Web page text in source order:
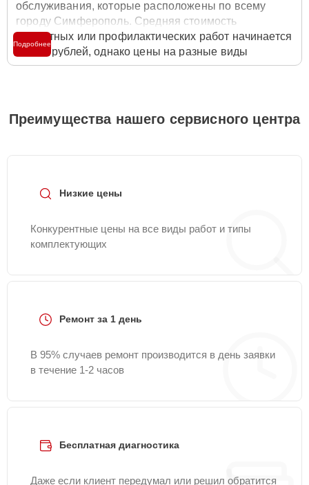
обслуживания, которые расположены по всему
городу Симферополь. Средняя стоимость
ремонтных или профилактических работ начинается
от 900 рублей, однако цены на разные виды
комплектующих могут различаться. Полную
службы заботы о клиентах. Для расчета итоговой
стоимости ремонта принтера достаточно позвонить
Подробнее
Преимущества нашего сервисного центра
Низкие цены
Конкурентные цены на все виды работ и типы
комплектующих
Ремонт за 1 день
В 95% случаев ремонт производится в день заявки
в течение 1-2 часов
Бесплатная диагностика
Даже если клиент передумал или решил обратится